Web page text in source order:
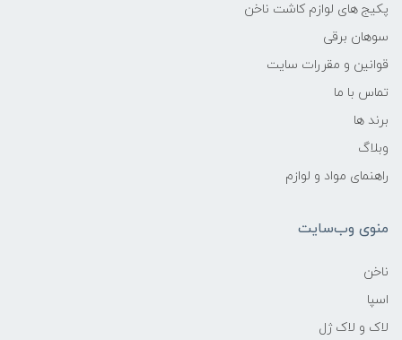
پکیج های لوازم کاشت ناخن
سوهان برقی
قوانین و مقررات سایت
تماس با ما
برند ها
وبلاگ
راهنمای مواد و لوازم
منوی وب‌سایت
ناخن
اسپا
لاک و لاک ژل